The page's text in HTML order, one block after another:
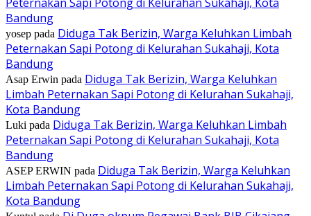
Bandung
yosep pada Diduga Tak Berizin, Warga Keluhkan Limbah
Peternakan Sapi Potong di Kelurahan Sukahaji, Kota
Bandung
Asap Erwin pada Diduga Tak Berizin, Warga Keluhkan
Limbah Peternakan Sapi Potong di Kelurahan Sukahaji,
Kota Bandung
Luki pada Diduga Tak Berizin, Warga Keluhkan Limbah
Peternakan Sapi Potong di Kelurahan Sukahaji, Kota
Bandung
ASEP ERWIN pada Diduga Tak Berizin, Warga Keluhkan
Limbah Peternakan Sapi Potong di Kelurahan Sukahaji,
Kota Bandung